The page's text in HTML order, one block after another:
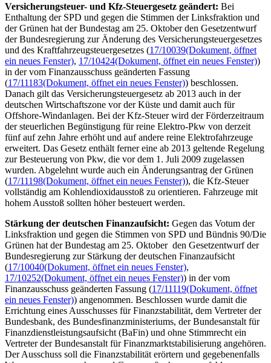
Versicherungsteuer- und Kfz-Steuergesetz geändert: Bei
Enthaltung der SPD und gegen die Stimmen der Linksfraktion und
der Grünen hat der Bundestag am 25. Oktober den Gesetzentwurf
der Bundesregierung zur Änderung des Versicherungsteuergesetzes
und des Kraftfahrzeugsteuergesetzes (17/10039(Dokument, öffnet
ein neues Fenster), 17/10424(Dokument, öffnet ein neues Fenster))
in der vom Finanzausschuss geänderten Fassung
(17/11183(Dokument, öffnet ein neues Fenster)) beschlossen.
Danach gilt das Versicherungsteuergesetz ab 2013 auch in der
deutschen Wirtschaftszone vor der Küste und damit auch für
Offshore-Windanlagen. Bei der Kfz-Steuer wird der Förderzeitraum
der steuerlichen Begünstigung für reine Elektro-Pkw von derzeit
fünf auf zehn Jahre erhöht und auf andere reine Elektrofahrzeuge
erweitert. Das Gesetz enthält ferner eine ab 2013 geltende Regelung
zur Besteuerung von Pkw, die vor dem 1. Juli 2009 zugelassen
wurden. Abgelehnt wurde auch ein Änderungsantrag der Grünen
(17/11198(Dokument, öffnet ein neues Fenster)), die Kfz-Steuer
vollständig am Kohlendioxidausstoß zu orientieren. Fahrzeuge mit
hohem Ausstoß sollten höher besteuert werden.
Stärkung der deutschen Finanzaufsicht: Gegen das Votum der
Linksfraktion und gegen die Stimmen von SPD und Bündnis 90/Die
Grünen hat der Bundestag am 25. Oktober den Gesetzentwurf der
Bundesregierung zur Stärkung der deutschen Finanzaufsicht
(17/10040(Dokument, öffnet ein neues Fenster),
17/10252(Dokument, öffnet ein neues Fenster)) in der vom
Finanzausschuss geänderten Fassung (17/11119(Dokument, öffnet
ein neues Fenster)) angenommen. Beschlossen wurde damit die
Errichtung eines Ausschusses für Finanzstabilität, dem Vertreter der
Bundesbank, des Bundesfinanzministeriums, der Bundesanstalt für
Finanzdienstleistungsaufsicht (BaFin) und ohne Stimmrecht ein
Vertreter der Bundesanstalt für Finanzmarktstabilisierung angehören.
Der Ausschuss soll die Finanzstabilität erörtern und gegebenenfalls